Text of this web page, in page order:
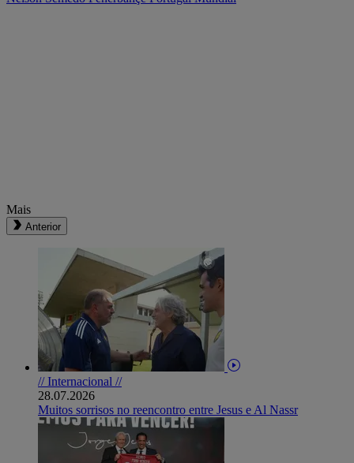
Mais
Anterior
// Internacional //
28.07.2026
Muitos sorrisos no reencontro entre Jesus e Al Nassr